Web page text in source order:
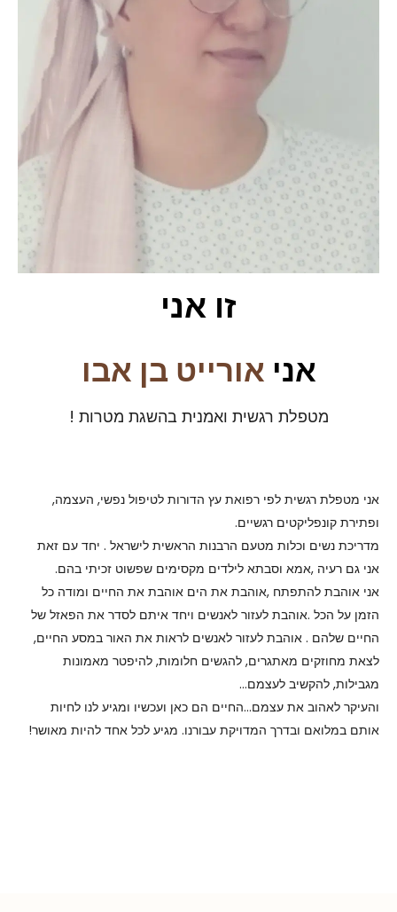
זו אני
אני אורייט בן אבו
מטפלת רגשית ואמנית בהשגת מטרות !
אני מטפלת רגשית לפי רפואת עץ הדורות לטיפול נפשי, העצמה,
ופתירת קונפליקטים רגשיים.
מדריכת נשים וכלות מטעם הרבנות הראשית לישראל . יחד עם זאת
אני גם רעיה ,אמא וסבתא לילדים מקסימים שפשוט זכיתי בהם.
אני אוהבת להתפתח ,אוהבת את הים אוהבת את החיים ומודה כל
הזמן על הכל .אוהבת לעזור לאנשים ויחד איתם לסדר את הפאזל של
החיים שלהם . אוהבת לעזור לאנשים לראות את האור במסע החיים,
לצאת מחוזקים מאתגרים, להגשים חלומות, להיפטר מאמונות
מגבילות, להקשיב לעצמם…
והעיקר לאהוב את עצמם…החיים הם כאן ועכשיו ומגיע לנו לחיות
אותם במלואם ובדרך המדויקת עבורנו. מגיע לכל אחד להיות מאושר!